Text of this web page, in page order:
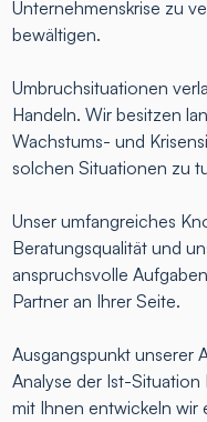
Unternehmenskrise zu
bewältigen.
Umbruchsituationen
Handeln. Wir besitzen
Wachstums- und
solchen Situationen zu
Unser umfangreiches
Beratungsqualität und
anspruchsvolle
Partner an Ihrer Seite.
Ausgangspunkt unserer
Analyse der Ist-Situation
mit Ihnen entwickeln wir